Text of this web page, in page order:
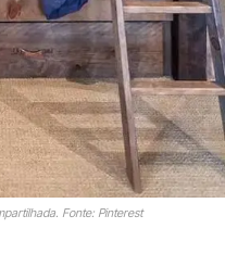
Fonte: Pinterest